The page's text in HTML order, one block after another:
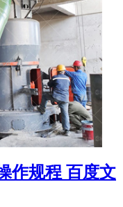
作规程 百度文